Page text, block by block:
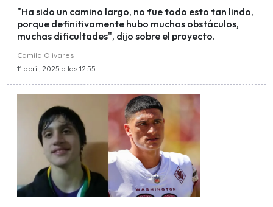
"Ha sido un camino largo, no fue todo esto tan lindo,
porque definitivamente hubo muchos obstáculos,
muchas dificultades", dijo sobre el proyecto.
Camila Olivares
11 abril, 2025 a las 12:55